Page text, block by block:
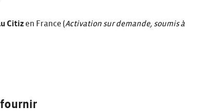
Citiz en France (Activation sur demande, soumis à
fournir